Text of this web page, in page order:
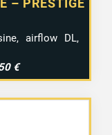
– PRESTIGE
airflow DL,
€